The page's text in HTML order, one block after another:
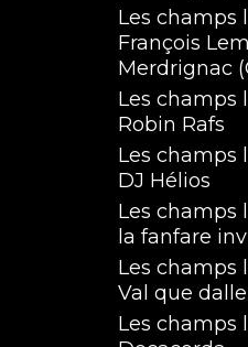
Les champs
François
Merdrignac
Les champs
Robin Rafs
Les champs
DJ Hélios
Les champs
la fanfare
Les champs
Val que dalle
Les champs